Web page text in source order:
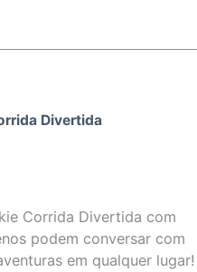
Divertida
Corrida Divertida com
podem conversar com
em qualquer lugar!